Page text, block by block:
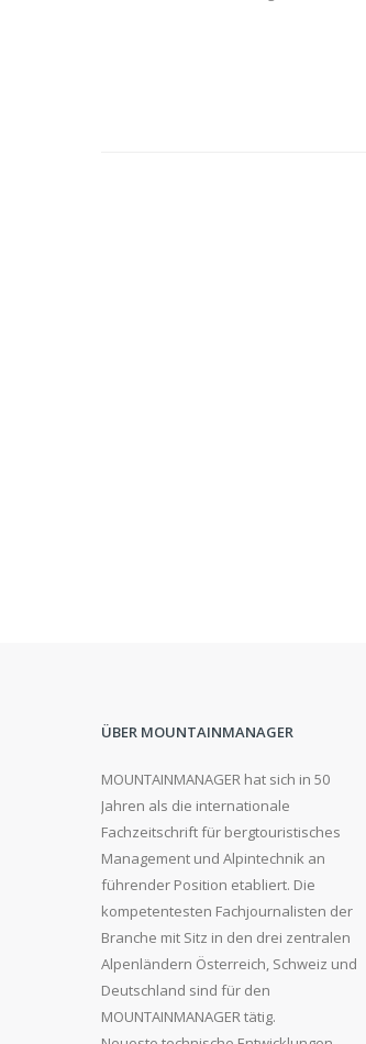
ÜBER MOUNTAINMANAGER
MOUNTAINMANAGER hat sich in 50
Jahren als die internationale
Fachzeitschrift für bergtouristisches
Management und Alpintechnik an
führender Position etabliert. Die
kompetentesten Fachjournalisten der
Branche mit Sitz in den drei zentralen
Alpenländern Österreich, Schweiz und
Deutschland sind für den
MOUNTAINMANAGER tätig.